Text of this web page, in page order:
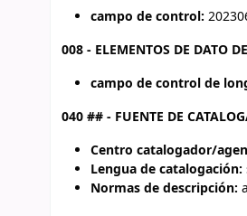
campo de control:
008 - ELEMENTOS DE DATO
campo de control de
040 ## - FUENTE DE
Centro catalogador/
Lengua de catalogación:
Normas de descripción: